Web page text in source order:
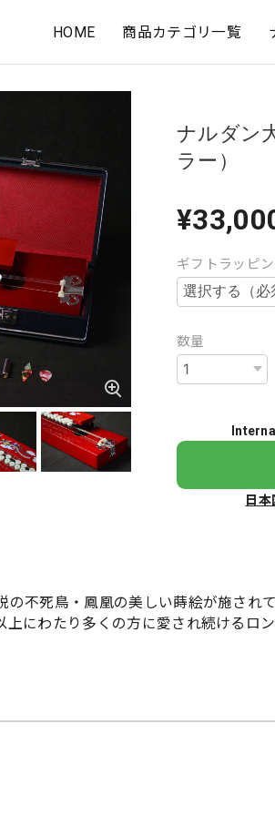
HOME 商品カテゴリ一覧
ナルダン
ラー）
ギフトラッピ
数量
日
不死鳥・鳳凰の美しい蒔絵が施されて
にわたり多くの方に愛され続けるロン